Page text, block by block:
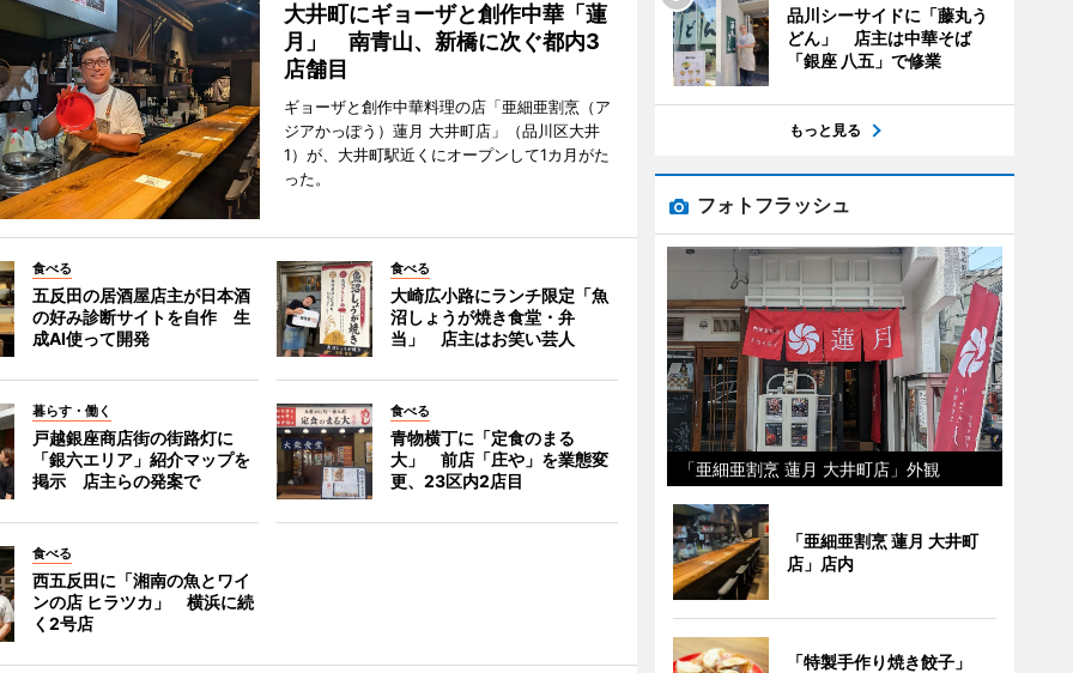
大井町にギョーザと創作中華「蓮
月」 南青山、新橋に次ぐ都内3
店舗目
ギョーザと創作中華料理の店「亜細亜割烹（ア
ジアかっぽう）蓮月 大井町店」（品川区大井
1）が、大井町駅近くにオープンして1カ月がた
った。
食べる
五反田の居酒屋店主が日本酒
の好み診断サイトを自作 生
成AI使って開発
食べる
大崎広小路にランチ限定「魚
沼しょうが焼き食堂・弁
当」 店主はお笑い芸人
暮らす・働く
戸越銀座商店街の街路灯に
「銀六エリア」紹介マップを
掲示 店主らの発案で
食べる
青物横丁に「定食のまる
大」 前店「庄や」を業態変
更、23区内2店目
食べる
西五反田に「湘南の魚とワイ
ンの店 ヒラツカ」 横浜に続
く2号店
品川シーサイドに「藤丸う
どん」 店主は中華そば
「銀座 八五」で修業
もっと見る
フォトフラッシュ
「亜細亜割烹 蓮月 大井町店」外観
「亜細亜割烹 蓮月 大井町
店」店内
「特製手作り焼き餃子」